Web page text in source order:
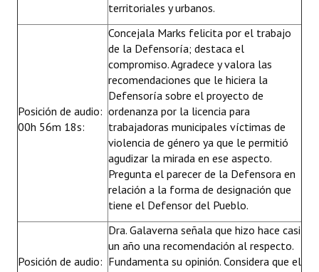
territoriales y urbanos.
Posición de audio:
00h 56m 18s:
Concejala Marks felicita por el trabajo
de la Defensoría; destaca el
compromiso. Agradece y valora las
recomendaciones que le hiciera la
Defensoría sobre el proyecto de
ordenanza por la licencia para
trabajadoras municipales víctimas de
violencia de género ya que le permitió
agudizar la mirada en ese aspecto.
Pregunta el parecer de la Defensora en
relación a la forma de designación que
tiene el Defensor del Pueblo.
Posición de audio:
Dra. Galaverna señala que hizo hace casi
un año una recomendación al respecto.
Fundamenta su opinión. Considera que el